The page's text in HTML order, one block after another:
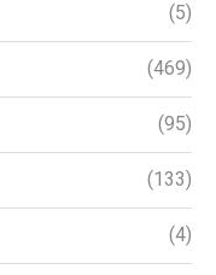
(5)
(469)
(95)
(133)
(4)